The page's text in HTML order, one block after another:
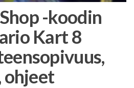
-koodin
Kart 8
ohjeet